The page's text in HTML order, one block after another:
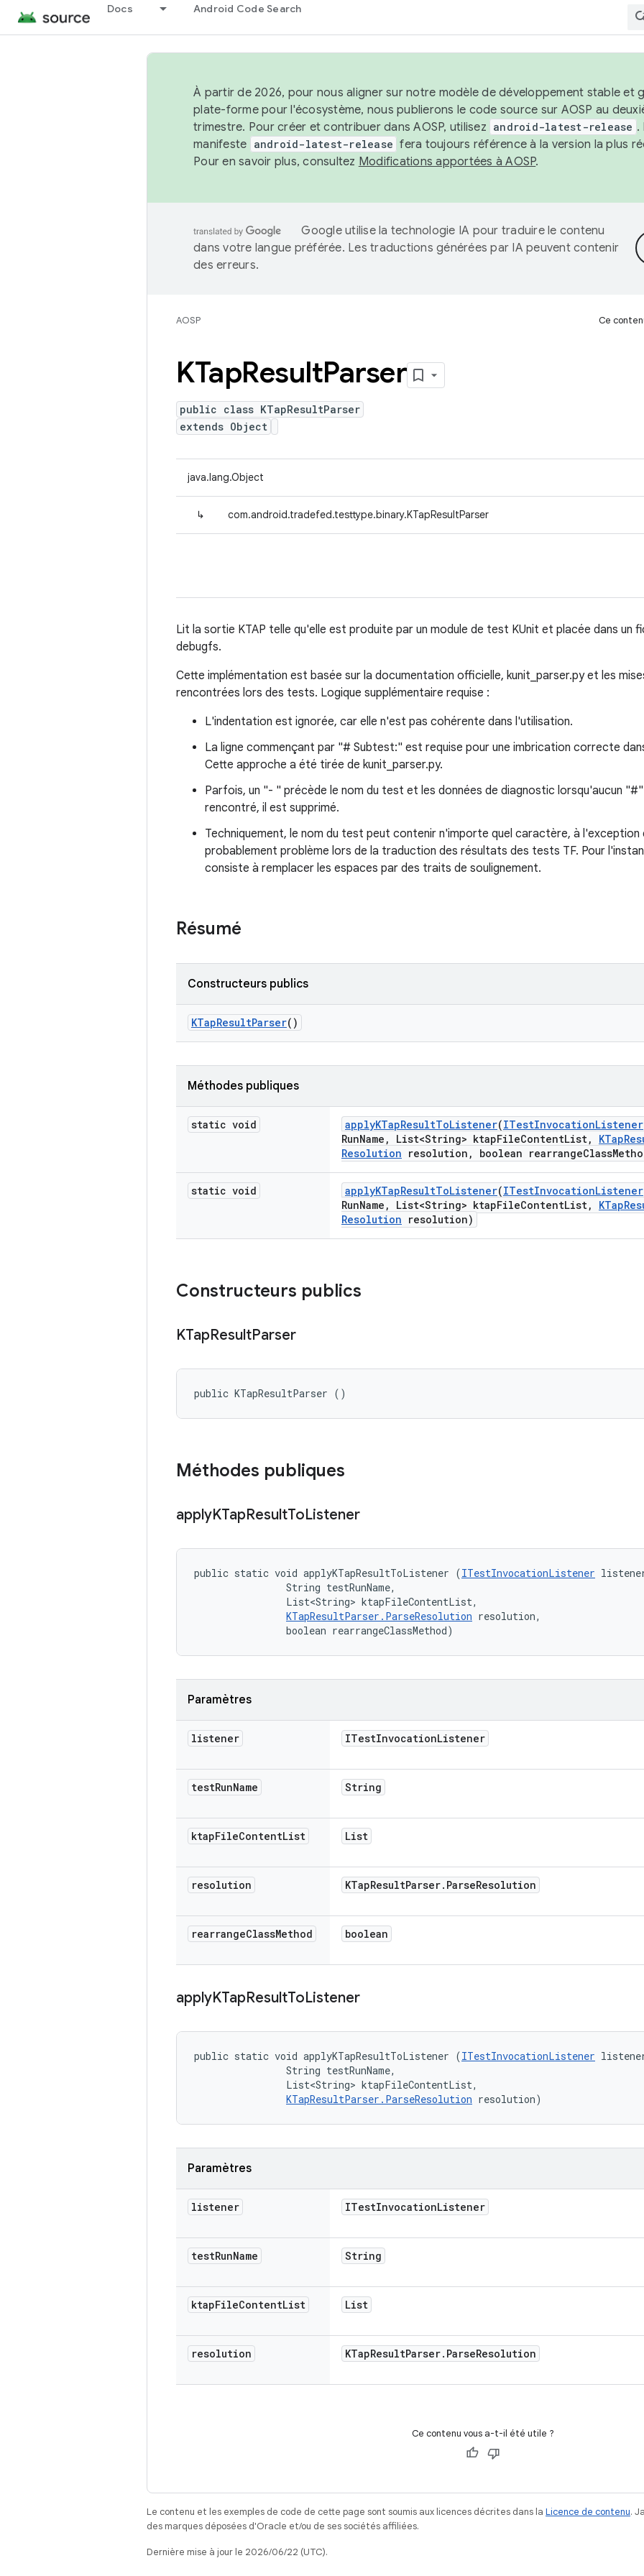
Docs Android Code Search
À partir de 2026, pour nous aligner sur notre modèle de développement stable et
plate-forme pour l'écosystème, nous publierons le code source sur AOSP au
trimestre. Pour créer et contribuer dans AOSP, utilisez android-latest-release .
manifeste android-latest-release fera toujours référence à la version la plus
Pour en savoir plus, consultez Modifications apportées à AOSP.
Google utilise la technologie IA pour traduire le contenu
dans votre langue préférée. Les traductions générées par IA peuvent contenir
des erreurs.
AOSP Ce
KTapResultParser
public class KTapResultParser
extends Object
java.lang.Object
↳ com.android.tradefed.testtype.binary.KTapResultParser
Lit la sortie KTAP telle qu'elle est produite par un module de test KUnit et placée dans un
debugfs.
Cette implémentation est basée sur la documentation officielle, kunit_parser.py et les
rencontrées lors des tests. Logique supplémentaire requise :
L'indentation est ignorée, car elle n'est pas cohérente dans l'utilisation.
La ligne commençant par "# Subtest:" est requise pour une imbrication correcte
Cette approche a été tirée de kunit_parser.py.
Parfois, un "- " précède le nom du test et les données de diagnostic lorsqu'aucun
rencontré, il est supprimé.
Techniquement, le nom du test peut contenir n'importe quel caractère, à
probablement problème lors de la traduction des résultats des tests TF. Pour
consiste à remplacer les espaces par des traits de soulignement.
Résumé
Constructeurs publics
KTapResultParser()
Méthodes publiques
static void applyKTapResultToListener(ITestInvocationListener
RunName , List<String> ktapFileContentList, KTap
Resolution resolution , boolean rearrangeClass
static void applyKTapResultToListener(ITestInvocationListener
RunName , List<String> ktapFileContentList, KTap
Resolution resolution)
Constructeurs publics
KTapResultParser
public KTapResultParser ()
Méthodes publiques
applyKTapResultToListener
public static void applyKTapResultToListener (ITestInvocationListener
                String testRunName,
                List<String> ktapFileContentList,
KTapResultParser.ParseResolution resolution,
                boolean rearrangeClassMethod)
Paramètres
listener ITestInvocationListener
testRunName String
ktapFileContentList List
resolution KTapResultParser. ParseResolution
rearrangeClassMethod boolean
applyKTapResultToListener
public static void applyKTapResultToListener (ITestInvocationListener
                String testRunName,
                List<String> ktapFileContentList,
KTapResultParser.ParseResolution resolution)
Paramètres
listener ITestInvocationListener
testRunName String
ktapFileContentList List
resolution KTapResultParser. ParseResolution
Ce contenu vous a-t-il été utile ?
Le contenu et les exemples de code de cette page sont soumis aux licences décrites dans la Licence de contenu.
des marques déposées d'Oracle et/ou de ses sociétés affiliées.
Dernière mise à jour le 2026/06/22 (UTC).